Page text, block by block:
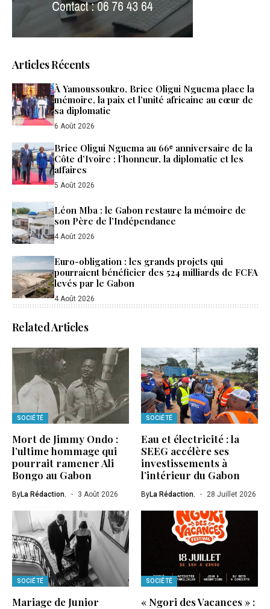
Articles Récents
À Yamoussoukro, Brice Oligui Nguema place la
mémoire, la paix et l’unité africaine au cœur de
sa diplomatie
6 Août 2026
Brice Oligui Nguema au 66ᵉ anniversaire de la
Côte d’Ivoire : l’honneur, la diplomatie et les
affaires
5 Août 2026
Léon Mba : le Gabon restaure la mémoire de
son Père de l’Indépendance
4 Août 2026
Euro-obligation : les grands projets qui
pourraient bénéficier des 524 milliards de FCFA
levés par le Gabon
4 Août 2026
Related Articles
SOCIÉTÉ
Mort de Jimmy Ondo :
l’ultime hommage qui
pourrait ramener Ali
Bongo au Gabon
ByLa Rédaction. 3 Août 2026
SOCIÉTÉ
Eau et électricité : la
SEEG accélère ses
investissements à
l’intérieur du Gabon
ByLa Rédaction. 28 Juillet 2026
SOCIÉTÉ
Mariage de Junior
SOCIÉTÉ
« Ngori des Vacances » :